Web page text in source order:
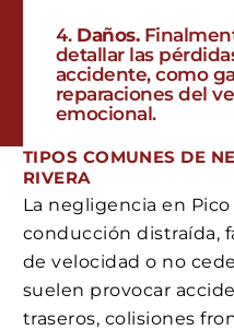
Daños.
detallar las
accidente, como
reparaciones del
emocional.
TIPOS COMUNES DE
RIVERA
La negligencia en
conducción distraída,
de velocidad o no
suelen provocar
traseros, colisiones